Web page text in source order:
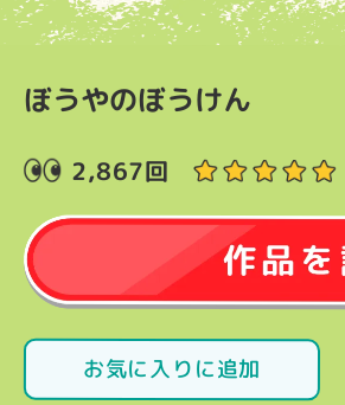
ぼうやのぼうけん
2,867回
お気に入りに追加